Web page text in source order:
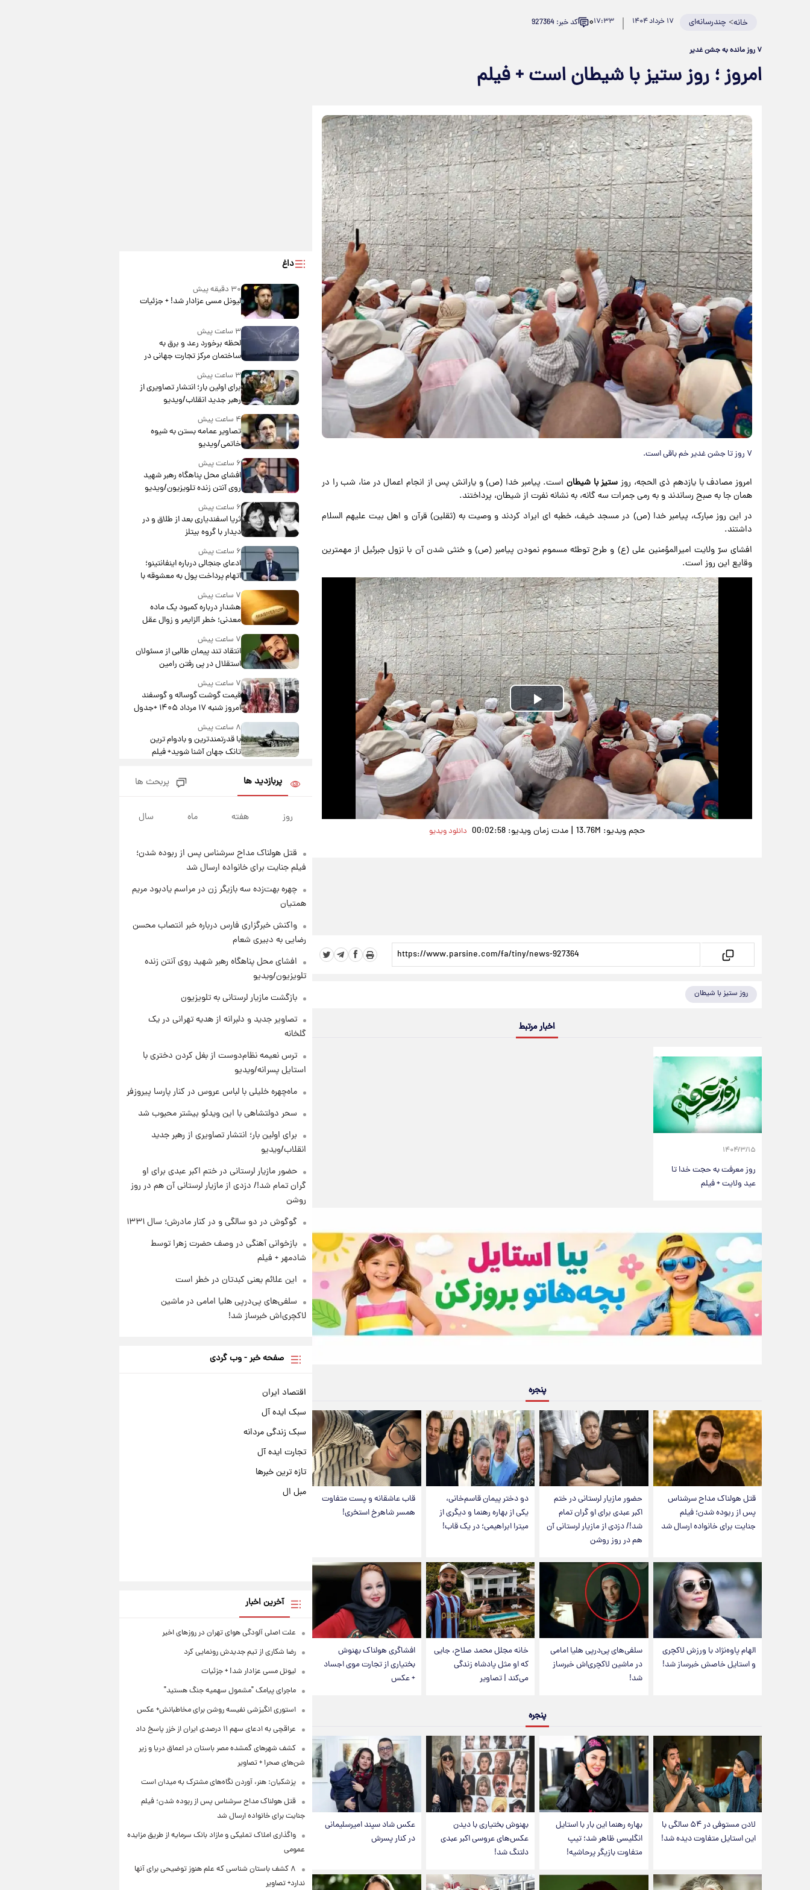
خانه> چندرسانه‌ای ۱۷ خرداد ۱۴۰۴ ۱۷:۳۳۰ کد خبر: 927364
۷ روز مانده به جشن غدیر
امروز ؛ روز ستیز با شیطان است + فیلم
۷ روز تا جشن غدیر خم باقی است.
امروز مصادف با یازدهم ذی الحجه، روز ستیز با شیطاناست. پیامبر خدا (ص) و یارانش پس از انجام اعمال در منا، شب را در
همان جا به صبح رساندند و به رمی جمرات سه گانه، به نشانه نفرت از شیطان، پرداختند.
در این روز مبارک، پیامبر خدا (ص) در مسجد خیف، خطبه ای ایراد کردند و وصیت به (ثقلین) قرآن و اهل بیت علیهم السلام
داشتند.
افشای سرّ ولایت امیرالمؤمنین علی (ع) و طرح توطئه مسموم نمودن پیامبر (ص) و خنثی شدن آن با نزول جبرئیل از مهمترین
وقایع این روز است.
Play
Video
حجم ویدیو: 13.76M | مدت زمان ویدیو: 00:02:58 دانلود ویدیو
روز ستیز با شیطان
اخبار مرتبط
۱۴۰۴/۳/۱۵
روز معرفت به حجت خدا تا
عید ولایت + فیلم
پنجره
قتل هولناک مداح سرشناس
پس از ربوده شدن؛ فیلم
جنایت برای خانواده ارسال شد
حضور مازیار لرستانی در ختم
اکبر عبدی برای او گران تمام
شد!/ دزدی از مازیار لرستانی آن
هم در روز روشن
دو دختر پیمان قاسم‌خانی،
یکی از بهاره رهنما و دیگری از
میترا ابراهیمی؛ در یک قاب!
قاب عاشقانه و پست متفاوت
همسر شاهرخ استخری!
الهام پاوه‌نژاد با ورزش لاکچری
و استایل خاصش خبرساز شد!
سلفی‌های پی‌درپی هلیا امامی
در ماشین لاکچری‌اش خبرساز
شد!
خانه مجلل محمد صلاح، جایی
که او مثل پادشاه زندگی
می‌کند | تصاویر
افشاگری هولناک بهنوش
بختیاری از تجارت موی اجساد
+ عکس
پنجره
لادن مستوفی در ۵۴ سالگی با
این استایل متفاوت دیده شد!
بهاره رهنما این بار با استایل
انگلیسی ظاهر شد؛ تیپ
متفاوت بازیگر پرحاشیه!
بهنوش بختیاری با دیدن
عکس‌های عروسی اکبر عبدی
دلتنگ شد!
عکس شاد سپند امیرسلیمانی
در کنار پسرش
داغ
۳۰ دقیقه پیش
لیونل مسی عزادار شد! + جزئیات
۳ ساعت پیش
لحظه برخورد رعد و برق به
ساختمان مرکز تجارت جهانی در
آمریکا + فیلم
۳ ساعت پیش
برای اولین بار؛ انتشار تصاویری از
رهبر جدید انقلاب/ویدیو
۴ ساعت پیش
تصاویر عمامه بستن به شیوه
خاتمی/ویدیو
۶ ساعت پیش
افشای محل پناهگاه‌ رهبر شهید
روی آنتن زنده تلویزیون/ویدیو
۶ ساعت پیش
ثریا اسفندیاری بعد از طلاق و در
دیدار با گروه بیتلز
۶ ساعت پیش
ادعای جنجالی درباره اینفانتینو؛
اتهام پرداخت پول به معشوقه با
درآمد یوفا
۷ ساعت پیش
هشدار درباره کمبود یک ماده
معدنی؛ خطر آلزایمر و زوال عقل
افزایش می‌یابد؟
۷ ساعت پیش
انتقاد تند پیمان طالبی از مسئولان
استقلال در پی رفتن رامین
رضاییان+ عکس
۷ ساعت پیش
قیمت گوشت گوساله و گوسفند
امروز شنبه ۱۷ مرداد ۱۴۰۵ +جدول
۸ ساعت پیش
با قدرتمندترین و بادوام ترین
تانک جهان آشنا شوید+ فیلم
قیمت طلا ۱۸عیار امروز شنبه ۱۷
مرداد ۱۴۰۵ +جدول
۹ ساعت پیش
۲۲ ساعت پیش
یک پیش ‌بینی مهم برای قیمت
دلار، طلا و سکه شنبه ۱۷ مرداد
۱۴۰۵
مقصد اروپا این تیم را ترک کرد!
پربازدید ها پربحث ها
روز هفته ماه سال
قتل هولناک مداح سرشناس پس از ربوده شدن؛
فیلم جنایت برای خانواده ارسال شد
چهره بهت‌زده سه بازیگر زن در مراسم یادبود مریم
همتیان
واکنش خبرگزاری فارس درباره خبر انتصاب محسن
رضایی به دبیری شعام
افشای محل پناهگاه‌ رهبر شهید روی آنتن زنده
تلویزیون/ویدیو
بازگشت مازیار لرستانی به تلویزیون
تصاویر جدید و دلبرانه از هدیه تهرانی در یک
گلخانه
ترس نعیمه نظام‌دوست از بغل کردن دختری با
استایل پسرانه/ویدیو
ماه‌چهره خلیلی با لباس عروس در کنار پارسا پیروزفر
سحر دولتشاهی با این ویدئو بیشتر محبوب شد
برای اولین بار؛ انتشار تصاویری از رهبر جدید
انقلاب/ویدیو
حضور مازیار لرستانی در ختم اکبر عبدی برای او
گران تمام شد!/ دزدی از مازیار لرستانی آن هم در روز
روشن
گوگوش در دو سالگی و در کنار مادرش؛ سال ۱۳۳۱
بازخوانی آهنگی در وصف حضرت زهرا توسط
شادمهر + فیلم
این علائم یعنی کبدتان در خطر است
سلفی‌های پی‌درپی هلیا امامی در ماشین
لاکچری‌اش خبرساز شد!
صفحه خبر - وب گردی
اقتصاد ایران
سبک ایده آل
سبک زندگی مردانه
تجارت ایده آل
تازه ترین خبرها
مبل ال
آخرین اخبار
علت اصلی آلودگی هوای تهران در روزهای اخیر
رضا شکاری از تیم جدیدش رونمایی کرد
لیونل مسی عزادار شد! + جزئیات
ماجرای پیامک "مشمول سهمیه جنگ هستید"
استوری انگیزشی نفیسه روشن برای مخاطبانش+ عکس
عراقچی به ادعای سهم ۱۱ درصدی ایران از خزر پاسخ داد
کشف شهرهای گمشده مصر باستان در اعماق دریا و زیر
شن‌های صحرا + تصاویر
پزشکیان: هنر، آوردن نگاه‌های مشترک به میدان است
قتل هولناک مداح سرشناس پس از ربوده شدن؛ فیلم
جنایت برای خانواده ارسال شد
واگذاری املاک تملیکی و مازاد بانک سرمایه از طریق مزایده
عمومی
۸ کشف باستان شناسی که علم هنوز توضیحی برای آنها
ندارد+ تصاویر